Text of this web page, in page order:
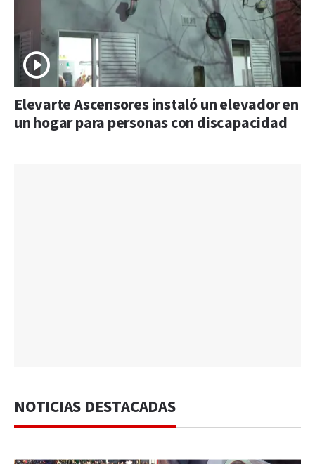
Elevarte Ascensores instaló un elevador en
un hogar para personas con discapacidad
NOTICIAS DESTACADAS